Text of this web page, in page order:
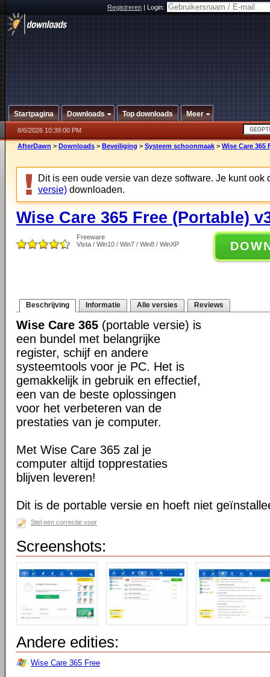
Registreren|Login:
Startpagina Downloads Top downloads Meer
8/6/2026 10:39:00 PM
AfterDawn > Downloads > Beveiliging > Systeem schoonmaak > Wise Care 365
Dit is een oude versie van deze software. Je kunt ook
versie) downloaden.
Wise Care 365 Free (Portable)
Freeware
Vista / Win10 / Win7 / Win8 / WinXP
Beschrijving Informatie Alle versies Reviews
Wise Care 365 (portable versie) is
een bundel met belangrijke
register, schijf en andere
systeemtools voor je PC. Het is
gemakkelijk in gebruik en effectief,
een van de beste oplossingen
voor het verbeteren van de
prestaties van je computer.
Met Wise Care 365 zal je
computer altijd topprestaties
blijven leveren!
Dit is de portable versie en hoeft niet
Stel een correctie voor
Screenshots:
Andere edities:
Wise Care 365 Free